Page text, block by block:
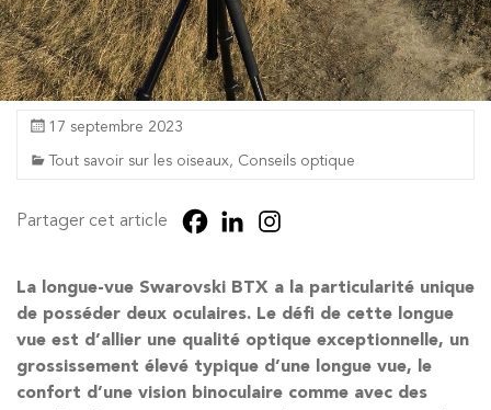
17 septembre 2023
Tout savoir sur les oiseaux, Conseils optique
Partager cet article
La longue-vue Swarovski BTX a la particularité unique
de posséder deux oculaires. Le défi de cette longue
vue est d’allier une qualité optique exceptionnelle, un
grossissement élevé typique d’une longue vue, le
confort d’une vision binoculaire comme avec des